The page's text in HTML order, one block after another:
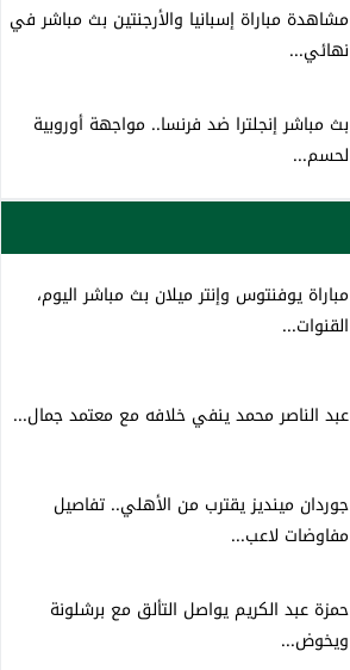
مشاهدة مباراة إسبانيا والأرجنتين بث مباشر في
نهائي...
بث مباشر إنجلترا ضد فرنسا.. مواجهة أوروبية
لحسم...
مباراة يوفنتوس وإنتر ميلان بث مباشر اليوم،
القنوات...
عبد الناصر محمد ينفي خلافه مع معتمد جمال...
جوردان مينديز يقترب من الأهلي.. تفاصيل
مفاوضات لاعب...
حمزة عبد الكريم يواصل التألق مع برشلونة
ويخوض...